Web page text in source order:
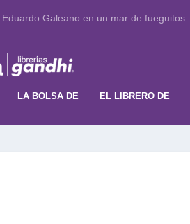
Eduardo Galeano en un mar de fueguitos
LA BOLSA DE EL LIBRERO DE